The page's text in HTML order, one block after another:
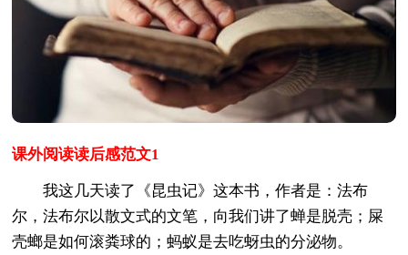
课外阅读读后感范文1
我这几天读了《昆虫记》这本书，作者是：法布
尔，法布尔以散文式的文笔，向我们讲了蝉是脱壳；屎
壳螂是如何滚粪球的；蚂蚁是去吃蚜虫的分泌物。